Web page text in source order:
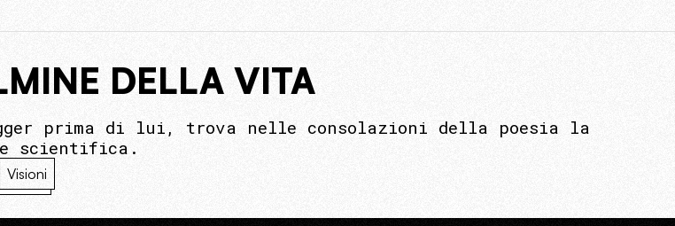
DELLA VITA
prima di lui, trova nelle consolazioni della poesia la
scientifica.
Visioni